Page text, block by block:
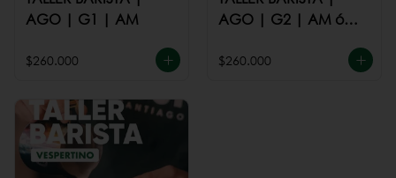
AGO | G1 | AM
$260.000
AGO | G2 | AM ó
$260.000